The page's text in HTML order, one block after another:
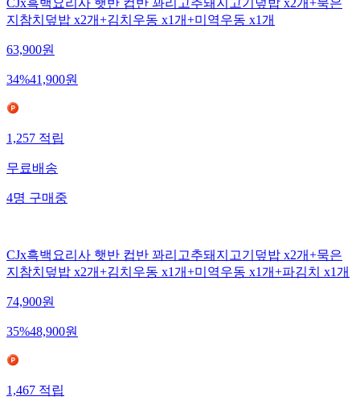
CJx흑백요리사 햇반 컵반 꽈리고추돼지고기덮밥 x2개+묵은
지참치덮밥 x2개+김치우동 x1개+미역우동 x1개
63,900원
34%41,900원
1,257적립
무료배송
4명구매중
CJx흑백요리사 햇반 컵반 꽈리고추돼지고기덮밥 x2개+묵은
지참치덮밥 x2개+김치우동 x1개+미역우동 x1개+파김치 x1개
74,900원
35%48,900원
1,467적립